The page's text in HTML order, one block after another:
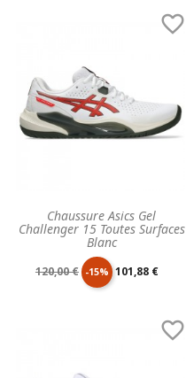
Chaussure Asics Gel
Challenger 15 Toutes Surfaces
Blanc

Prix
120,00 € -15% Prix
101,88 €
